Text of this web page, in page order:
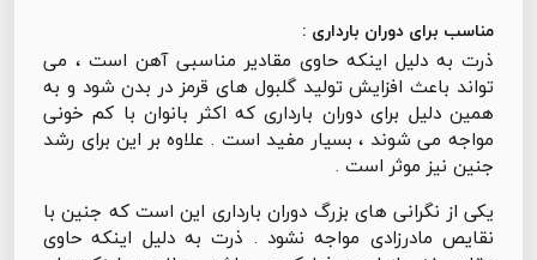
مناسب برای دوران بارداری :
ذرت به دلیل اینکه حاوی مقادیر مناسبی آهن است ، می
تواند باعث افزایش تولید گلبول های قرمز در بدن شود و به
همین دلیل برای دوران بارداری که اکثر بانوان با کم خونی
مواجه می شوند ، بسیار مفید است . علاوه بر این برای رشد
جنین نیز موثر است .
یکی از نگرانی های بزرگ دوران بارداری این است که جنین با
نقایص مادرزادی مواجه نشود . ذرت به دلیل اینکه حاوی